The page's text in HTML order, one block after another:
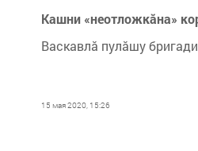
Кашни «неотложкăна»
Васкавлă пулăшу
15 мая 2020, 15:26